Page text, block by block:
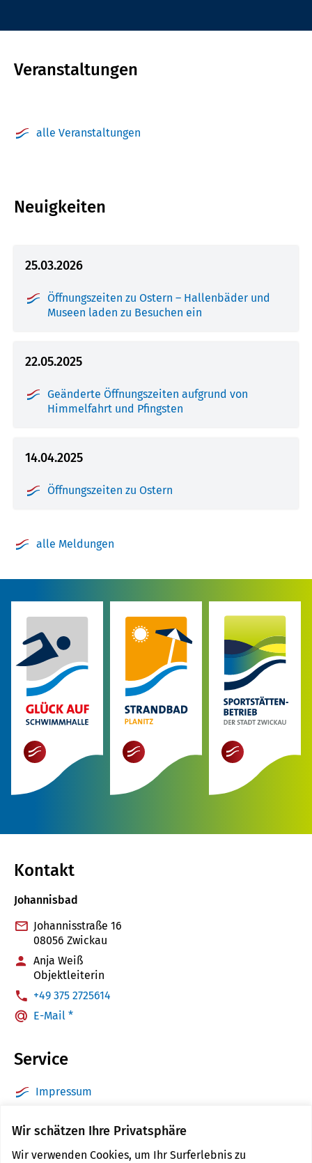
Wir schätzen Ihre Privatsphäre
Wir verwenden Cookies, um Ihr Surferlebnis zu
Veranstaltungen
alle Veranstaltungen
Neuigkeiten
25.03.2026
Öffnungszeiten zu Ostern – Hallenbäder und
Museen laden zu Besuchen ein
22.05.2025
Geänderte Öffnungszeiten aufgrund von
Himmelfahrt und Pfingsten
14.04.2025
Öffnungszeiten zu Ostern
alle Meldungen
mehr mehr mehr
Kontakt
Johannisbad
Johannisstraße 16
08056 Zwickau
Anja Weiß
Objektleiterin
:+49 375 2725614
E-Mail *
Service
Impressum
Barrierefreiheit
Sitemap